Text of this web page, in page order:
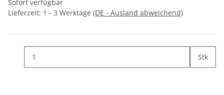
Sofort verfügbar
Lieferzeit: 1 - 3 Werktage (DE - Ausland abweichend)
Stk